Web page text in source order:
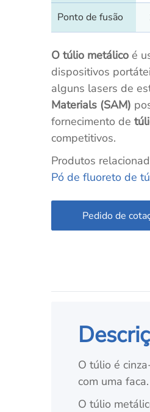
Ponto de fusão
O túlio metálicoé
dispositivos
alguns lasers de
Materials (SAM)
fornecimento de
competitivos.
Produtos
Pó de fluoreto de
Pedido de
O túlio é
com uma faca.
O túlio